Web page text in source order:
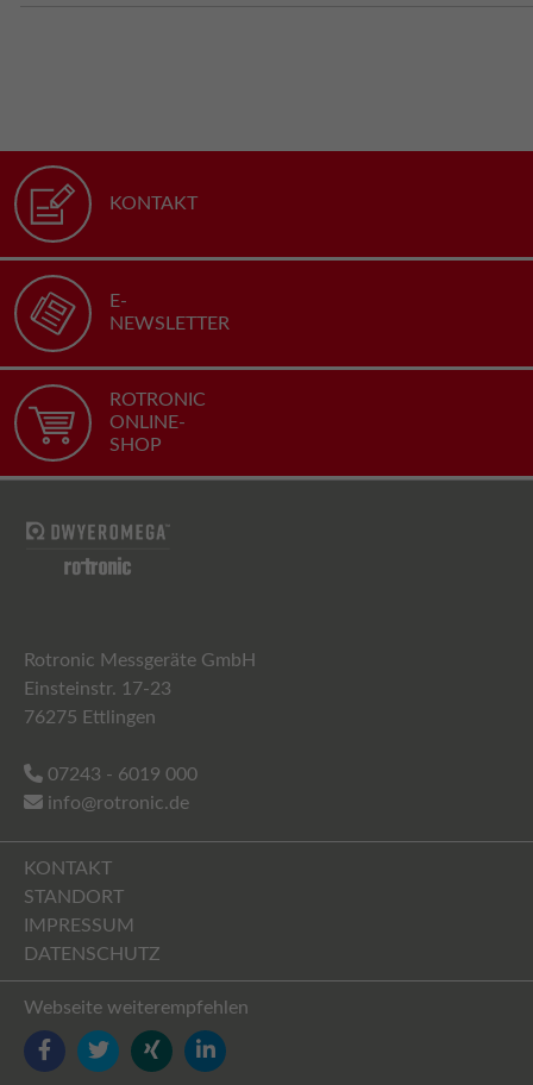
KONTAKT
E-
NEWSLETTER
ROTRONIC
ONLINE-
SHOP
Rotronic Messgeräte GmbH
Einsteinstr. 17-23
76275 Ettlingen
07243 - 6019 000
info@rotronic.de
KONTAKT
STANDORT
IMPRESSUM
DATENSCHUTZ
Webseite weiterempfehlen
FACEBOOK
TWITTERYOUTUBELINKEDIN